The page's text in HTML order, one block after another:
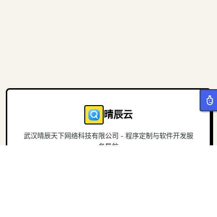
晴辰云
武汉晴辰天下网络科技有限公司 - 程序定制与软件开发服
务导航